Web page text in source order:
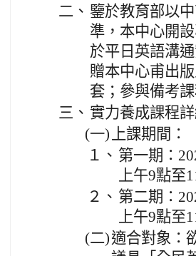
二、 鑒於教育部以
準，本中心開
於平日英語溝
贈本中心甫出
套；參與備考
三、 實力養成課程
(一) 上課期間：
１、 第一期：
上午9點至
２、 第二期：
上午9點至
(二)適合對象：